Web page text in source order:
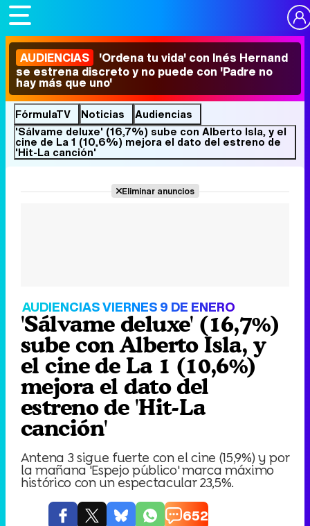
AUDIENCIAS 'Ordena tu vida' con Inés Hernand
se estrena discreto y no puede con 'Padre no
hay más que uno'
FórmulaTV Noticias
Audiencias
'Sálvame deluxe' (16,7%) sube con Alberto Isla, y el
cine de La 1 (10,6%) mejora el dato del estreno de
'Hit-La canción'
Eliminar anuncios
AUDIENCIAS VIERNES 9 DE ENERO
'Sálvame deluxe' (16,7%)
sube con Alberto Isla, y
el cine de La 1 (10,6%)
mejora el dato del
estreno de 'Hit-La
canción'
Antena 3 sigue fuerte con el cine (15,9%) y por
la mañana 'Espejo público' marca máximo
histórico con un espectacular 23,5%.
652